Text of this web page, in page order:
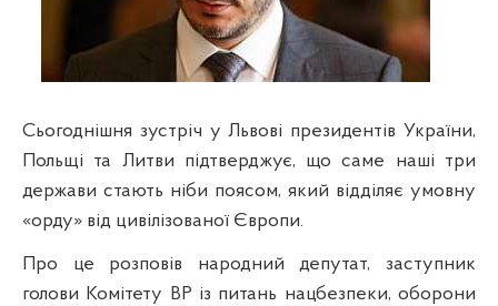
Сьогоднішня зустріч у Львові президентів України,
Польщі та Литви підтверджує, щосаме наші три
держави стають ніби поясом, який відділяє умовну
«орду» від цивілізованої Європи.
Про це розповів народний депутат, заступник
голови Комітету ВР із питань нацбезпеки, оборони